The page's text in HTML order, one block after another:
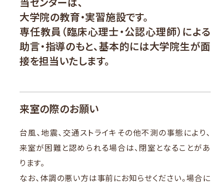
大学院の教育・実習施設です。
専任教員（臨床心理士・公認心理師）による
助言・指導のもと、基本的には大学院生が面
接を担当いたします。
来室の際のお願い
台風、地震、交通ストライキその他不測の事態により、
来室が困難と認められる場合は、閉室となることがあ
ります。
なお、体調の悪い方は事前にお知らせください。場合に